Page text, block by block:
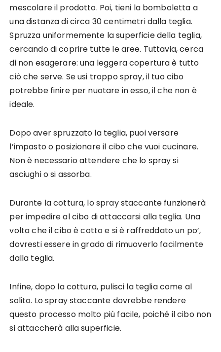
mescolare il prodotto. Poi, tieni la bomboletta a
una distanza di circa 30 centimetri dalla teglia.
Spruzza uniformemente la superficie della teglia,
cercando di coprire tutte le aree. Tuttavia, cerca
di non esagerare: una leggera copertura è tutto
ciò che serve. Se usi troppo spray, il tuo cibo
potrebbe finire per nuotare in esso, il che non è
ideale.
Dopo aver spruzzato la teglia, puoi versare
l’impasto o posizionare il cibo che vuoi cucinare.
Non è necessario attendere che lo spray si
asciughi o si assorba.
Durante la cottura, lo spray staccante funzionerà
per impedire al cibo di attaccarsi alla teglia. Una
volta che il cibo è cotto e si è raffreddato un po’,
dovresti essere in grado di rimuoverlo facilmente
dalla teglia.
Infine, dopo la cottura, pulisci la teglia come al
solito. Lo spray staccante dovrebbe rendere
questo processo molto più facile, poiché il cibo non
si attaccherà alla superficie.